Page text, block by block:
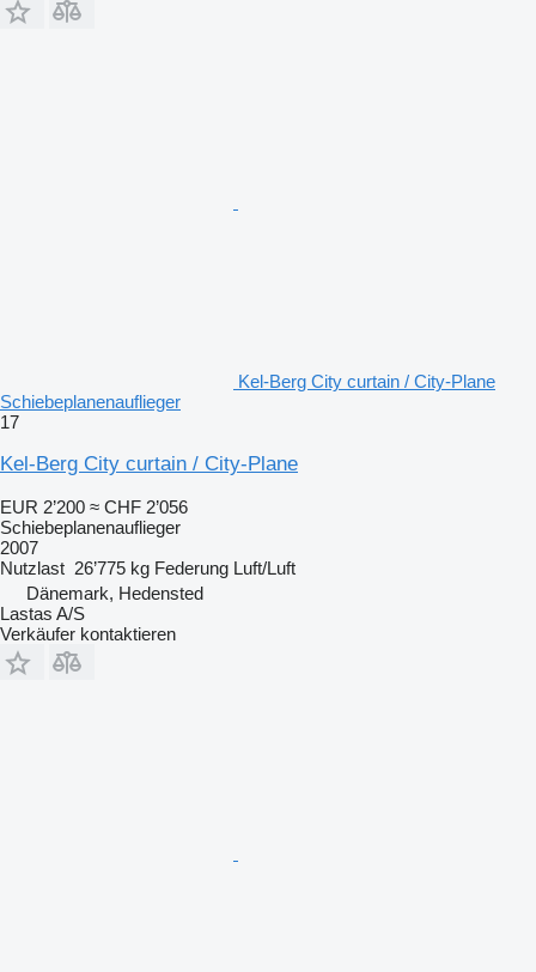
Kel-Berg City curtain / City-Plane
Schiebeplanenauflieger
17
Kel-Berg City curtain / City-Plane
EUR 2’200 ≈ CHF 2’056
Schiebeplanenauflieger
2007
Nutzlast 26’775 kg Federung Luft/Luft
Dänemark, Hedensted
Lastas A/S
Verkäufer kontaktieren